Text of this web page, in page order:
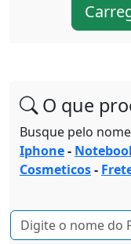
O que
Busque pelo
Iphone-
Cosmeticos-